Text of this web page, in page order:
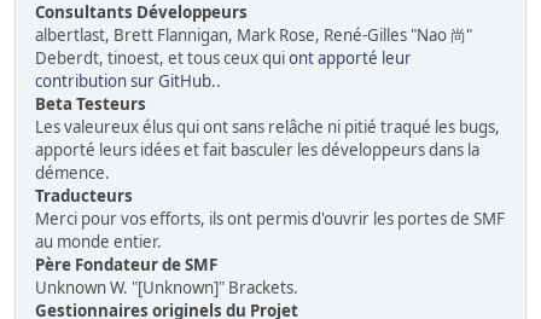
Consultants Développeurs
albertlast, Brett Flannigan, Mark Rose, René-Gilles "Nao 尚"
Deberdt, tinoest, et tous ceux quiont apporté leur
contribution sur GitHub..
Beta Testeurs
Les valeureux élus qui ont sans relâche ni pitié traqué les bugs,
apporté leurs idées et fait basculer les développeurs dans la
démence.
Traducteurs
Merci pour vos efforts, ils ont permis d'ouvrir les portes de SMF
au monde entier.
Père Fondateur de SMF
Unknown W. "[Unknown]" Brackets.
Gestionnaires originels du Projet